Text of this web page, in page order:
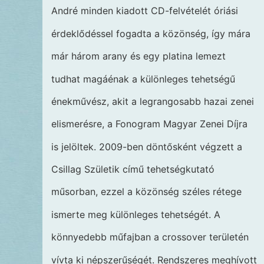
André minden kiadott CD-felvételét óriási
érdeklődéssel fogadta a közönség, így mára
már három arany és egy platina lemezt
tudhat magáénak a különleges tehetségű
énekművész, akit a legrangosabb hazai zenei
elismerésre, a Fonogram Magyar Zenei Díjra
is jelöltek. 2009-ben döntősként végzett a
Csillag Születik című tehetségkutató
műsorban, ezzel a közönség széles rétege
ismerte meg különleges tehetségét. A
könnyedebb műfajban a crossover területén
vívta ki népszerűségét. Rendszeres meghívott